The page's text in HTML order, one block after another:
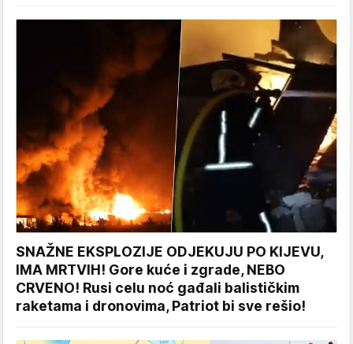
SNAŽNE EKSPLOZIJE ODJEKUJU PO KIJEVU,
IMA MRTVIH! Gore kuće i zgrade, NEBO
CRVENO! Rusi celu noć gađali balističkim
raketama i dronovima, Patriot bi sve rešio!